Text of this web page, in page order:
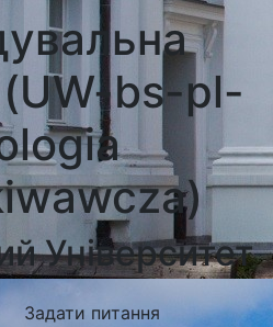
(UW-bs-pl-
Університет
Задати питання